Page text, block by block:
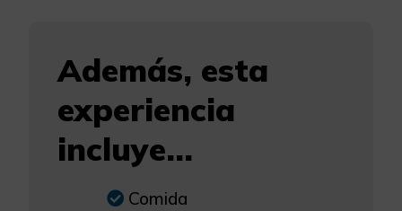
Además, esta
experiencia
incluye...
Comida